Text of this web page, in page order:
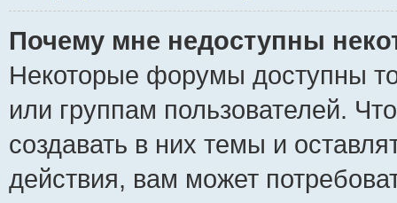
Почему мне недоступны
Некоторые форумы доступны
или группам пользователей.
создавать в них темы и
действия, вам может